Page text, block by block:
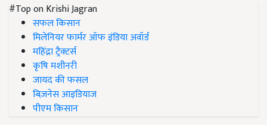
#Top on Krishi Jagran
सफल किसान
मिलेनियर फार्मर ऑफ इंडिया अवॉर्ड
महिंद्रा ट्रैक्टर्स
कृषि मशीनरी
जायद की फसल
बिज़नेस आइडियाज
पीएम किसान